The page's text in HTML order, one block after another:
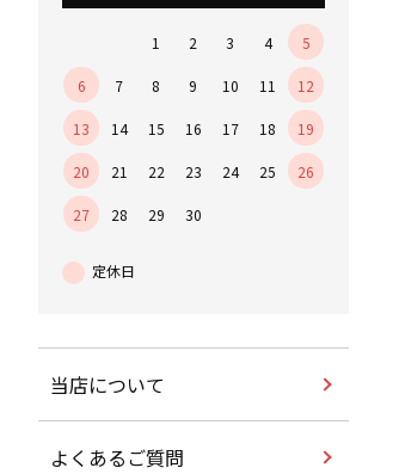
1 2 3 4 5
6 7 8 9 10 11 12
13 14 15 16 17 18 19
20 21 22 23 24 25 26
27 28 29 30
当店について
よくあるご質問